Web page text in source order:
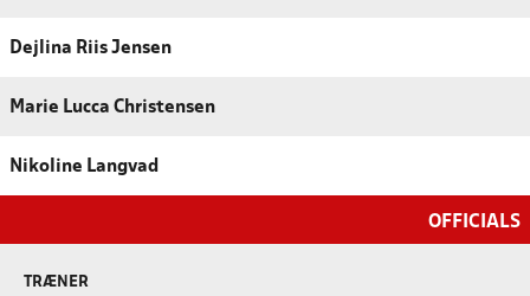
Dejlina Riis Jensen
Marie Lucca Christensen
Nikoline Langvad
OFFICIALS
TRÆNER